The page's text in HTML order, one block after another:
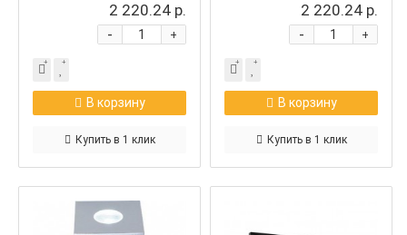
2 220.24 р.
+
-
В корзину
Купить в 1 клик
2 220.24 р.
+
-
В корзину
Купить в 1 клик